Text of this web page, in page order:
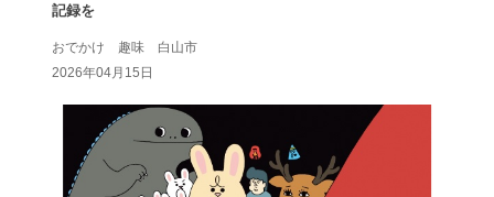
記録を
おでかけ 趣味 白山市
2026年04月15日